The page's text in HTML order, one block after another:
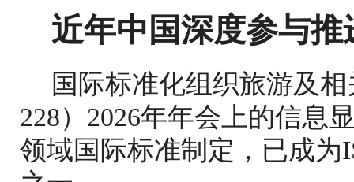
近年中国深度参与
国际标准化组织旅游及
228）2026年年会上的信息
领域国际标准制定，已成为